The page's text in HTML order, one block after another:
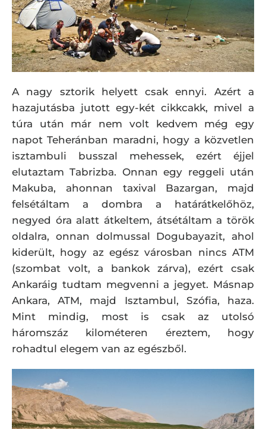
A nagy sztorik helyett csak ennyi. Azért a
hazajutásba jutott egy-két cikkcakk, mivel a
túra után már nem volt kedvem még egy
napot Teheránban maradni, hogy a közvetlen
isztambuli busszal mehessek, ezért éjjel
elutaztam Tabrizba. Onnan egy reggeli után
Makuba, ahonnan taxival Bazargan, majd
felsétáltam a dombra a határátkelőhöz,
negyed óra alatt átkeltem, átsétáltam a török
oldalra, onnan dolmussal Dogubayazit, ahol
kiderült, hogy az egész városban nincs ATM
(szombat volt, a bankok zárva), ezért csak
Ankaráig tudtam megvenni a jegyet. Másnap
Ankara, ATM, majd Isztambul, Szófia, haza.
Mint mindig, most is csak az utolsó
háromszáz kilométeren éreztem, hogy
rohadtul elegem van az egészből.